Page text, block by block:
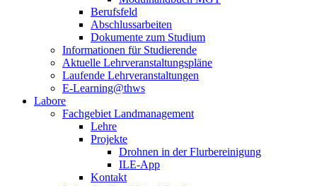
Berufsfeld
Abschlussarbeiten
Dokumente zum Studium
Informationen für Studierende
Aktuelle Lehrveranstaltungspläne
Laufende Lehrveranstaltungen
E-Learning@thws
Labore
Fachgebiet Landmanagement
Lehre
Projekte
Drohnen in der Flurbereinigung
ILE-App
Kontakt